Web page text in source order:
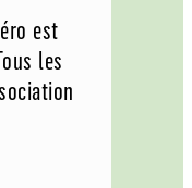
est
les